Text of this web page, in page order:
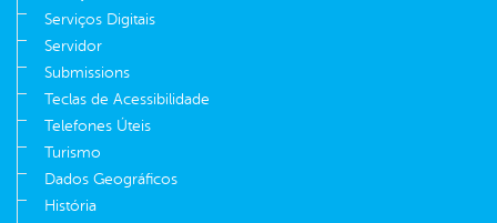
Serviços Digitais
Servidor
Submissions
Teclas de Acessibilidade
Telefones Úteis
Turismo
Dados Geográficos
História